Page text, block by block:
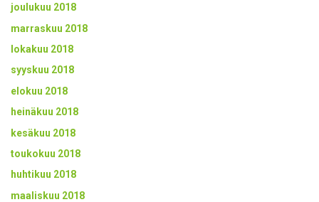
joulukuu 2018
marraskuu 2018
lokakuu 2018
syyskuu 2018
elokuu 2018
heinäkuu 2018
kesäkuu 2018
toukokuu 2018
huhtikuu 2018
maaliskuu 2018